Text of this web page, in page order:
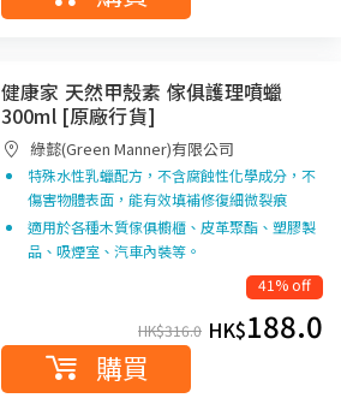
健康家 天然甲殼素 傢俱護理噴蠟
300ml [原廠行貨]
綠懿(Green Manner)有限公司
特殊水性乳蠟配方，不含腐蝕性化學成分，不
傷害物體表面，能有效填補修復細微裂痕
適用於各種木質傢俱櫥櫃、皮革聚酯、塑膠製
品、吸煙室、汽車內裝等。
41% off
HK$316.0 HK$188.0
購買